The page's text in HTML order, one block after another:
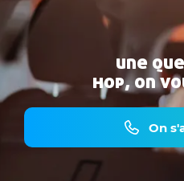
une
hop, on
On